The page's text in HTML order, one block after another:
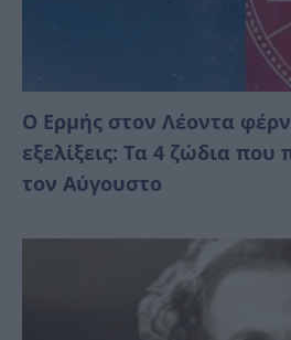
Ο Ερμής στον Λέοντα
εξελίξεις: Τα 4 ζώδια
τον Αύγουστο